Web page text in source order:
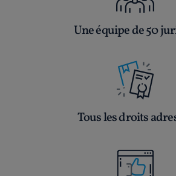
Une équipe de 50
Tous les droits